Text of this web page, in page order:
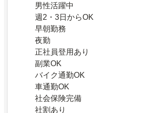
男性活躍中
週2・3日からOK
早朝勤務
夜勤
正社員登用あり
副業OK
バイク通勤OK
車通勤OK
社会保険完備
社割あり